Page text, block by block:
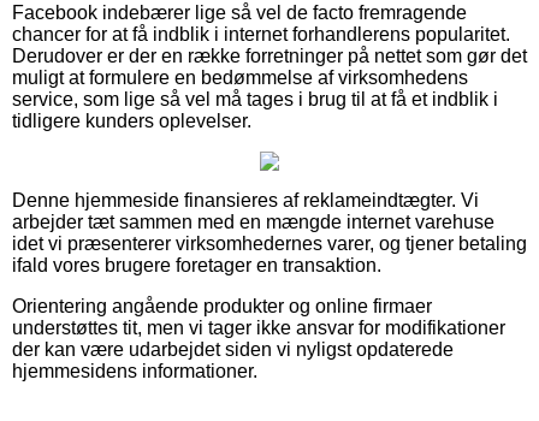
Facebook indebærer lige så vel de facto fremragende
chancer for at få indblik i internet forhandlerens popularitet.
Derudover er der en række forretninger på nettet som gør det
muligt at formulere en bedømmelse af virksomhedens
service, som lige så vel må tages i brug til at få et indblik i
tidligere kunders oplevelser.
Denne hjemmeside finansieres af reklameindtægter. Vi
arbejder tæt sammen med en mængde internet varehuse
idet vi præsenterer virksomhedernes varer, og tjener betaling
ifald vores brugere foretager en transaktion.
Orientering angående produkter og online firmaer
understøttes tit, men vi tager ikke ansvar for modifikationer
der kan være udarbejdet siden vi nyligst opdaterede
hjemmesidens informationer.